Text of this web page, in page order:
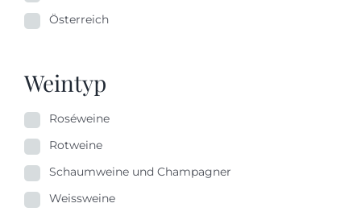
Österreich
Weintyp
Roséweine
Rotweine
Schaumweine und Champagner
Weissweine